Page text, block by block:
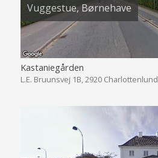
Vuggestue, Børnehave
Kastaniegården
L.E. Bruunsvej 1B, 2920 Charlottenlund